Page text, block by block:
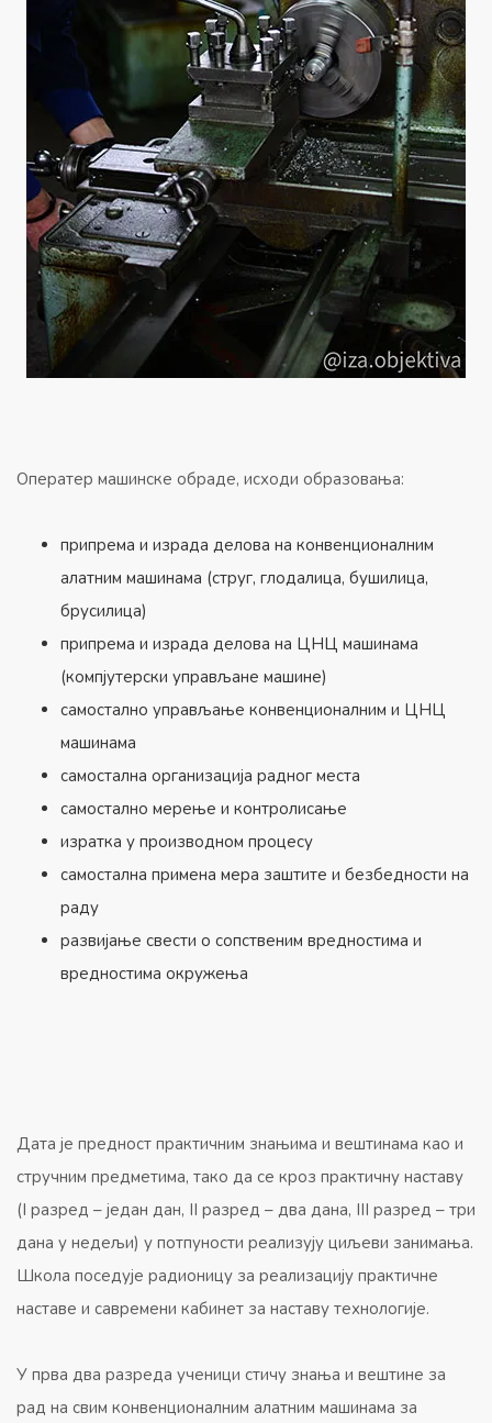
Оператер машинске обраде, исходи образовања:
припрема и израда делова на конвенционалним
алатним машинама (струг, глодалица, бушилица,
брусилица)
припрема и израда делова на ЦНЦ машинама
(компјутерски управљане машине)
самостално управљање конвенционалним и ЦНЦ
машинама
самостална организација радног места
самостално мерење и контролисање
изратка у производном процесу
самостална примена мера заштите и безбедности на
раду
развијање свести о сопственим вредностима и
вредностима окружења
Дата је предност практичним знањима и вештинама као и
стручним предметима, тако да се кроз практичну наставу
(I разред – један дан, II разред – два дана, III разред – три
дана у недељи) у потпуности реализују циљеви занимања.
Школа поседује радионицу за реализацију практичне
наставе и савремени кабинет за наставу технологије.
У прва два разреда ученици стичу знања и вештине за
рад на свим конвенционалним алатним машинама за